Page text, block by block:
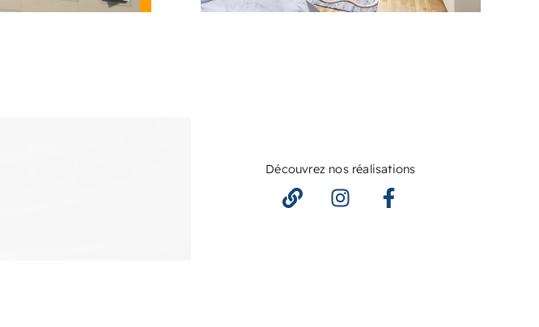
Découvrez nos réalisations